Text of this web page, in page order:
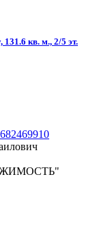
кв. м., 2/5 эт.